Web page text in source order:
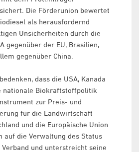
Die Förderunion bewertet
als herausfordernd
Unsicherheiten durch die
gegenüber der EU, Brasilien,
gegenüber China.
dass die USA, Kanada
nationale Biokraftstoffpolitik
zur Preis- und
für die Landwirtschaft
und die Europäische Union
auf die Verwaltung des Status
und unterstreicht seine